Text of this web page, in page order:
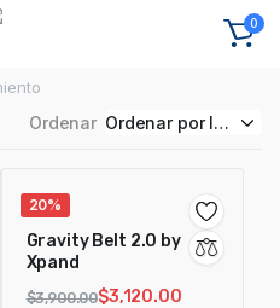
0
Ordenar
20%
Gravity Belt 2.0 by
Xpand
$3,900.00$3,120.00